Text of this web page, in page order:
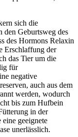
sich die
den Geburtsweg des
des Hormons Relaxin
Erschlaffung der
das Tier um die
für
negative
auch aus dem
werden, wodurch
bis zum Hufbein
in der
eine geeignete
unerlässlich.